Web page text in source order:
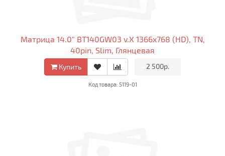
Матрица 14.0" BT140GW03 v.X 1366x768 (HD), TN,
40pin, Slim, Глянцевая
Купить 2 500р.
Код товара: 5119-01